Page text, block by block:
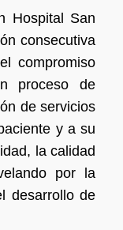
Hospital San
consecutiva
compromiso
proceso de
de servicios
y a su
la calidad
por la
desarrollo de